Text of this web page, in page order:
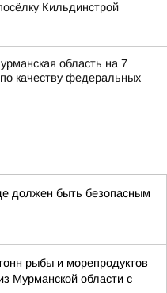
Кильдинстрой
область на 7
качеству федеральных
должен быть безопасным
рыбы и морепродуктов
Мурманской области с